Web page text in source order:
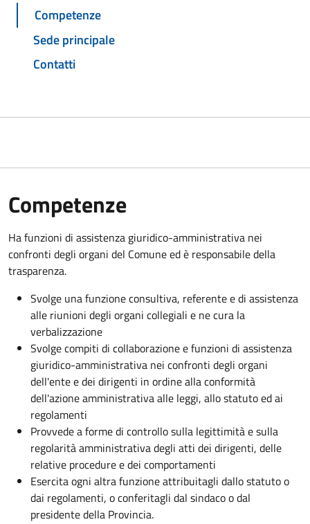
Competenze
Sede principale
Contatti
Competenze
Ha funzioni di assistenza giuridico-amministrativa nei
confronti degli organi del Comune ed è responsabile della
trasparenza.
Svolge una funzione consultiva, referente e di assistenza
alle riunioni degli organi collegiali e ne cura la
verbalizzazione
Svolge compiti di collaborazione e funzioni di assistenza
giuridico-amministrativa nei confronti degli organi
dell'ente e dei dirigenti in ordine alla conformità
dell'azione amministrativa alle leggi, allo statuto ed ai
regolamenti
Provvede a forme di controllo sulla legittimità e sulla
regolarità amministrativa degli atti dei dirigenti, delle
relative procedure e dei comportamenti
Esercita ogni altra funzione attribuitagli dallo statuto o
dai regolamenti, o conferitagli dal sindaco o dal
presidente della Provincia.